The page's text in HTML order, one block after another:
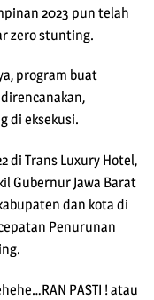
2023 pun telah
zero stunting.
program buat
di eksekusi.
di Trans Luxury Hotel,
Gubernur Jawa Barat
dan kota di
Penurunan
PASTI ! atau